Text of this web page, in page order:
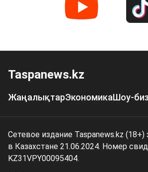
Taspanews.kz
ЖаңалықтарЭкономикаШоу-биз
Сетевое издание Taspanews.kz (18+)
в Казахстане 21.06.2024. Номер
KZ31VPY00095404.